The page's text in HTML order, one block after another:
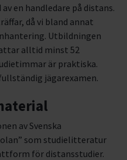
en handledare på distans.
då vi bland annat
Utbildningen
alltid minst 52
är praktiska.
jägarexamen.
av Svenska
som studielitteratur
för distansstudier.